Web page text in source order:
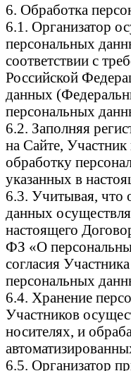
6. Обработка
6.1. Организатор
персональных
соответствии с
Российской
данных
персональных
6.2. Заполняя
на Сайте, Участник
обработку
указанных в
6.3. Учитывая, что
данных
настоящего
ФЗ «О
согласия
персональных
6.4. Хранение
Участников
носителях, и
6.5. Организатор